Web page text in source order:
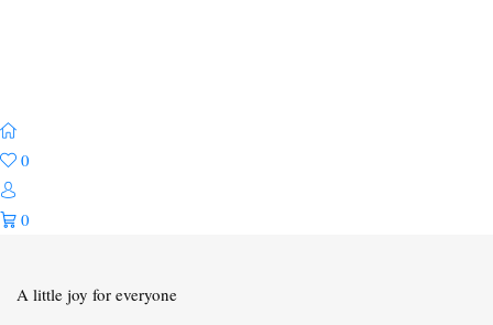
0
0
A little joy for everyone